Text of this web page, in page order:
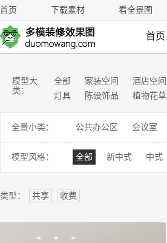
首页 下载素材 看全景图
首页
模型大
类：
全部 家装空间 酒店空间
灯具
陈设饰品 植物花草
全景小类： 公共办公区 会议室
模型风格： 全部 新中式 中式
类型： 共享 收费